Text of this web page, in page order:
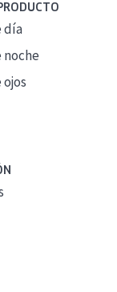
día
noche
ojos